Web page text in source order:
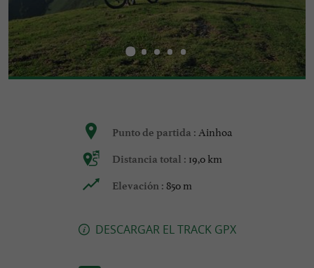
Punto de partida : Ainhoa
Distancia total : 19,0 km
Elevación : 850 m
DESCARGAR EL TRACK GPX